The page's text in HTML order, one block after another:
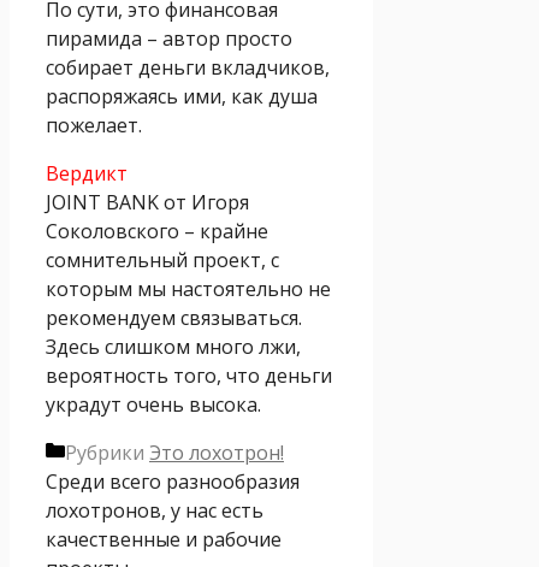
По сути, это финансовая
пирамида – автор просто
собирает деньги вкладчиков,
распоряжаясь ими, как душа
пожелает.
Вердикт
JOINT BANK от Игоря
Соколовского – крайне
сомнительный проект, с
которым мы настоятельно не
рекомендуем связываться.
Здесь слишком много лжи,
вероятность того, что деньги
украдут очень высока.
Рубрики Это лохотрон!
Среди всего разнообразия
лохотронов, у нас есть
качественные и рабочие